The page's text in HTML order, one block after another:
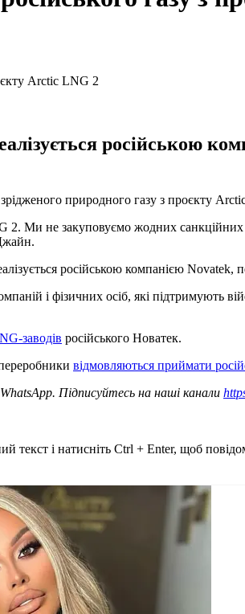
російською
зрідженого природного газу з проєкту
Ми не закуповуємо жодних
російською компанією Novatek,
і фізичних осіб, які підтримують
заводів російського Новатек.
відмовляються приймати
Підписуйтесь на наші канали
текст і натисніть Ctrl + Enter, щоб